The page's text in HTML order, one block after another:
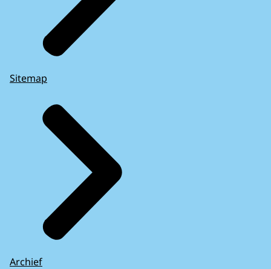
Sitemap
Archief